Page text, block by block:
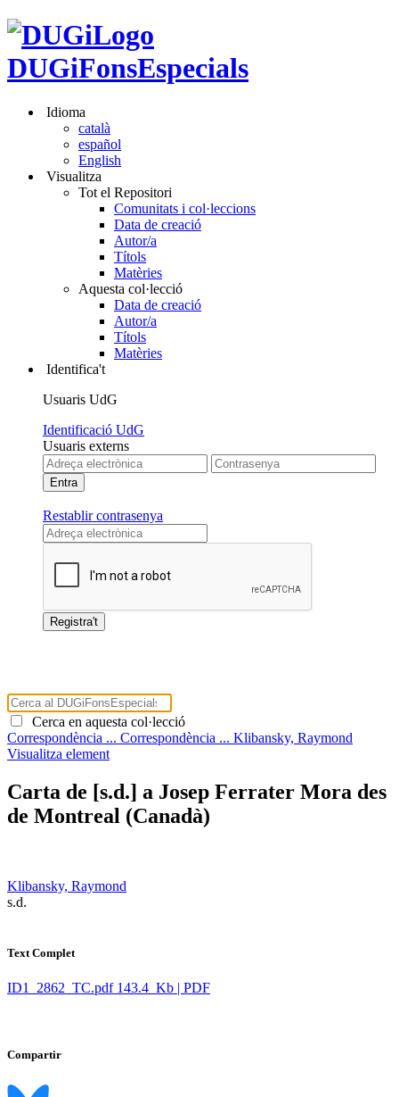
DUGiFonsEspecials
Idioma
català
español
English
Visualitza
Tot el Repositori
Comunitats i col·leccions
Data de creació
Autor/a
Títols
Matèries
Aquesta col·lecció
Data de creació
Autor/a
Títols
Matèries
Identifica't
Usuaris UdG
Identificació UdG
Usuaris externs
Restablir contrasenya
Cerca en aquesta col·lecció
Correspondència ... Correspondència ... Klibansky, Raymond
Visualitza element
Carta de [s.d.] a Josep Ferrater Mora des
de Montreal (Canadà)
Klibansky, Raymond
​ s.d.
Text Complet
ID1_2862_TC.pdf 143.4 Kb | PDF
Compartir